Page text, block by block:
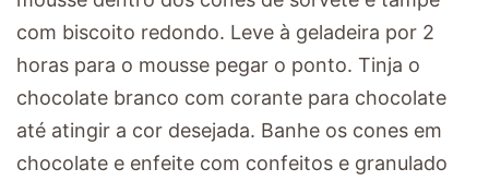
com biscoito redondo. Leve à geladeira por 2
horas para o mousse pegar o ponto. Tinja o
chocolate branco com corante para chocolate
até atingir a cor desejada. Banhe os cones em
chocolate e enfeite com confeitos e granulado